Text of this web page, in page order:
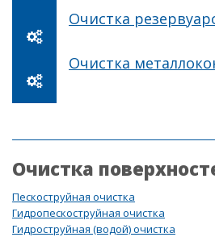
Очистка
Очистка
Очистка
Пескоструйная очистка
Гидропескоструйная очистка
Гидроструйная (водой) очистка